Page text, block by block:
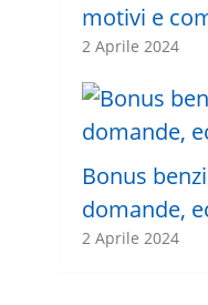
motivi e
2 Aprile 2024
Bonus
domande,
2 Aprile 2024